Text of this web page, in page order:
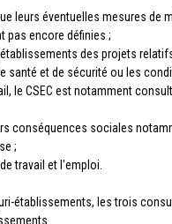
leurs éventuelles mesures
pas encore définies ;
des projets
et de sécurité ou les
le CSEC est notamment
conséquences sociales
;
travail et l'emploi.
établissements, les trois